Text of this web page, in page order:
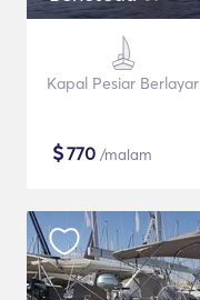
Kapal Pesiar Berlayar
$770 /malam